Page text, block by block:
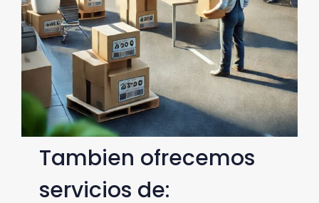
Tambien ofrecemos
servicios de: